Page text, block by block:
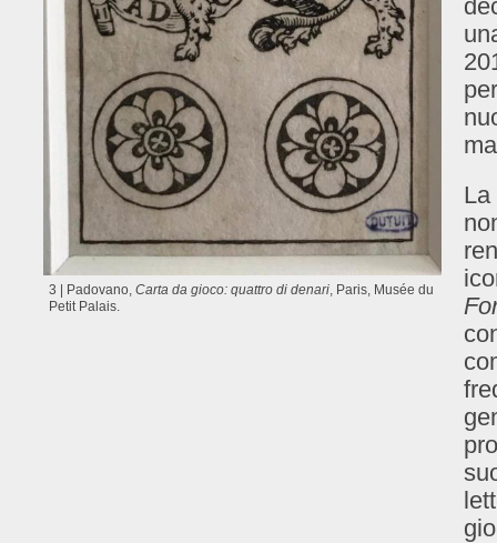
3 | Padovano,Carta da gioco: quattro di denari , Paris, Musée du
Petit Palais.
La